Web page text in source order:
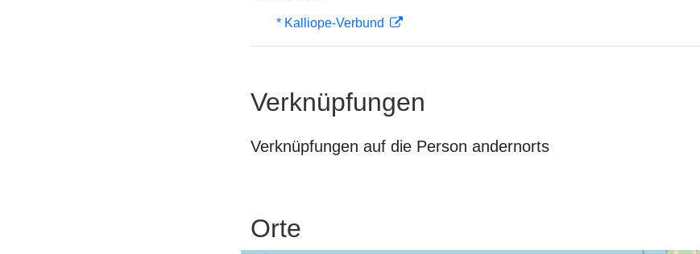
* Kalliope-Verbund
Verknüpfungen
Verknüpfungen auf die Person andernorts
Orte